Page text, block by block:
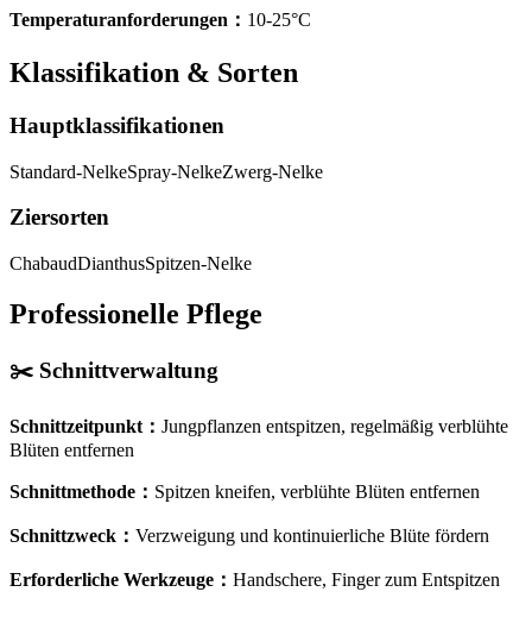
Temperaturanforderungen ： 10-25°C
Klassifikation & Sorten
Hauptklassifikationen
Standard-NelkeSpray-NelkeZwerg-Nelke
Ziersorten
ChabaudDianthusSpitzen-Nelke
Professionelle Pflege
✂️ Schnittverwaltung
Schnittzeitpunkt ： Jungpflanzen entspitzen, regelmäßig verblühte
Blüten entfernen
Schnittmethode ： Spitzen kneifen, verblühte Blüten entfernen
Schnittzweck ： Verzweigung und kontinuierliche Blüte fördern
Erforderliche Werkzeuge ： Handschere, Finger zum Entspitzen